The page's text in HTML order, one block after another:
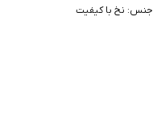
جنس: نخ با کیفیت